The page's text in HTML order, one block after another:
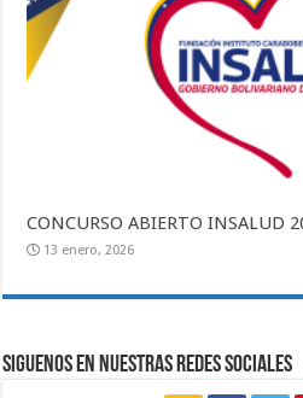
CONCURSO ABIERTO INSALUD
13 enero, 2026
SIGUENOS EN NUESTRAS REDES SOCIALES